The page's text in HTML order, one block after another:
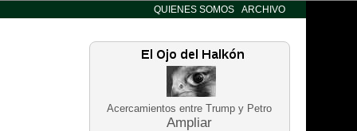
QUIENES SOMOS ARCHIVO
Acercamientos entre Trump y Petro
Ampliar